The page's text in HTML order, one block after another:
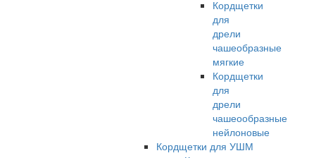
Кордщетки
для
дрели
чашеобразные
мягкие
Кордщетки
для
дрели
чашеообразные
нейлоновые
Кордщетки для УШМ